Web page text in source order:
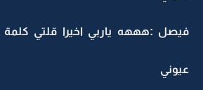
فيصل :هههه ياربي اخيرا قلتي كلمة
عيوني